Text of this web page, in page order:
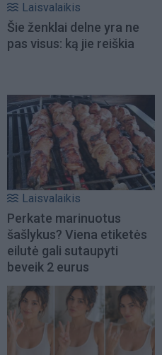
Laisvalaikis
Šie ženklai delne yra ne
pas visus: ką jie reiškia
Laisvalaikis
Perkate marinuotus
šašlykus? Viena etiketės
eilutė gali sutaupyti
beveik 2 eurus